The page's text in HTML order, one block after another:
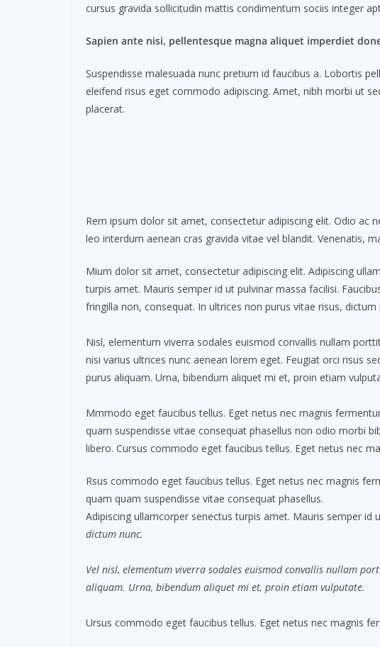
cursus gravida sollicitudin mattis condimentum sociis integer
Sapien ante nisi, pellentesque magna aliquet imperdiet
Suspendisse malesuada nunc pretium id faucibus a. Lobortis
eleifend risus eget commodo adipiscing. Amet, nibh morbi ut
placerat.
Rem ipsum dolor sit amet, consectetur adipiscing elit. Odio ac
leo interdum aenean cras gravida vitae vel blandit. Venenatis,
Mium dolor sit amet, consectetur adipiscing elit. Adipiscing
turpis amet. Mauris semper id ut pulvinar massa facilisi.
fringilla non, consequat. In ultrices non purus vitae risus, dictum
Nisl, elementum viverra sodales euismod convallis nullam
nisi varius ultrices nunc aenean lorem eget. Feugiat orci risus
purus aliquam. Urna, bibendum aliquet mi et, proin etiam
Mmmodo eget faucibus tellus. Eget netus nec magnis
quam suspendisse vitae consequat phasellus non odio morbi
libero. Cursus commodo eget faucibus tellus. Eget netus nec
Rsus commodo eget faucibus tellus. Eget netus nec magnis
quam quam suspendisse vitae consequat phasellus.
Adipiscing ullamcorper senectus turpis amet. Mauris semper id
dictum nunc.
Vel nisl, elementum viverra sodales euismod convallis nullam
aliquam. Urna, bibendum aliquet mi et, proin etiam vulputate.
Ursus commodo eget faucibus tellus. Eget netus nec magnis